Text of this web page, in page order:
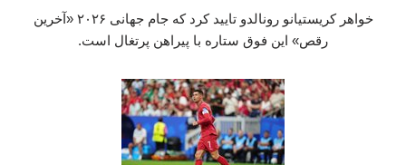
خواهر کریستیانو رونالدو تایید کرد که جام جهانی ۲۰۲۶ «آخرین
رقص» این فوق ستاره با پیراهن پرتغال است.